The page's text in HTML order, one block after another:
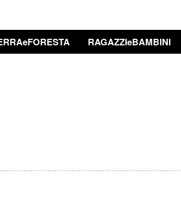
RAGAZZIeBAMBINI